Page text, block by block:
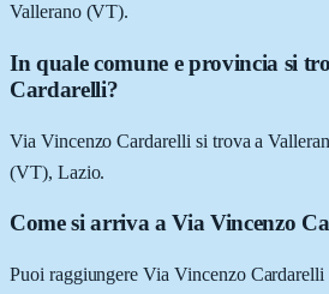
Vallerano (VT).
In quale comune e provincia si
Cardarelli?
Via Vincenzo Cardarelli si trova a
(VT), Lazio.
Come si arriva a Via Vincenzo
Puoi raggiungere Via Vincenzo Cardarelli